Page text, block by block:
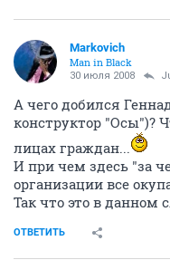
Markovich
Man in Black
30 июля 2008
А чего добился
конструктор "Осы")?
лицах граждан...
И при чем здесь "за
организации все
Так что это в данном
ОТВЕТИТЬ